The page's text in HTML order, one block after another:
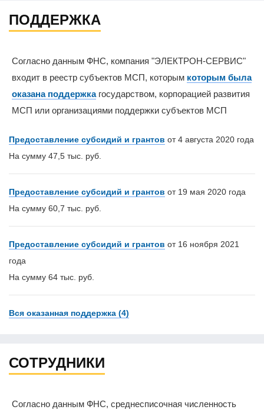
ПОДДЕРЖКА
Согласно данным ФНС, компания "ЭЛЕКТРОН-СЕРВИС"
входит в реестр субъектов МСП, которым которым была
оказана поддержкагосударством, корпорацией развития
МСП или организациями поддержки субъектов МСП
Предоставление субсидий и грантов от 4 августа 2020 года
На сумму 47,5 тыс. руб.
Предоставление субсидий и грантов от 19 мая 2020 года
На сумму 60,7 тыс. руб.
Предоставление субсидий и грантов от 16 ноября 2021
года
На сумму 64 тыс. руб.
Вся оказанная поддержка (4)
СОТРУДНИКИ
Согласно данным ФНС, среднесписочная численность